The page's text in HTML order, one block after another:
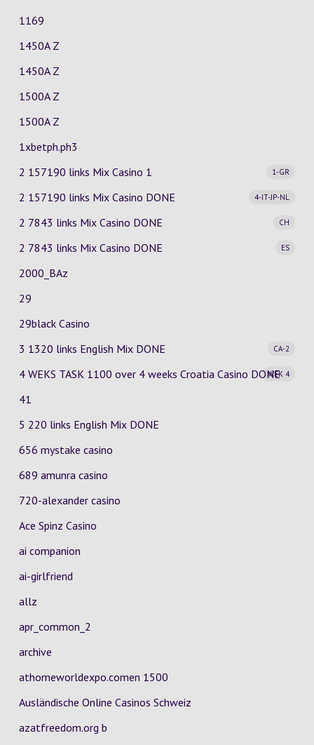
1169
1450A Z
1450A Z
1500A Z
1500A Z
1xbetph.ph3
2 157190 links Mix Casino
1-GR
1
2 157190 links Mix Casino
4-IT-JP-NL
DONE
2 7843 links Mix Casino
CH
DONE
2 7843 links Mix Casino
ES
DONE
2000_BAz
29
29black Casino
3 1320 links English Mix
CA-2
DONE
4 WEKS TASK 1100 over 4 weeks Croatia Casino
WEK 4
DONE
41
5 220 links English Mix DONE
656 mystake casino
689 amunra casino
720-alexander casino
Ace Spinz Casino
ai companion
ai-girlfriend
allz
apr_common_2
archive
athomeworldexpo.comen 1500
Ausländische Online Casinos Schweiz
azatfreedom.org b